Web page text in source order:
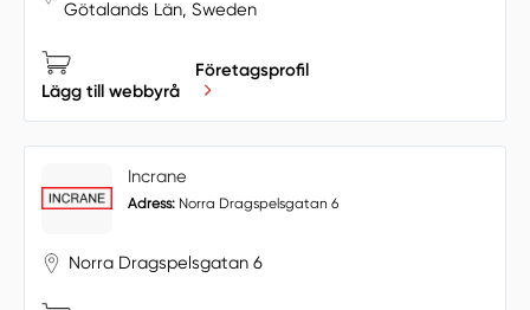
Götalands Län, Sweden
Lägg till webbyrå
Företagsprofil
Incrane
Adress: Norra Dragspelsgatan 6
Norra Dragspelsgatan 6